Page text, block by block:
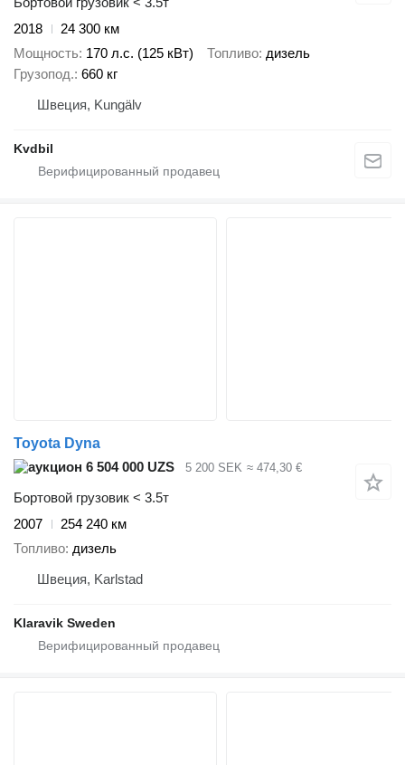
2018
24 300 км
Мощность 170 л.с. (125 кВт) Топливо дизель
Грузопод. 660 кг
Швеция, Kungälv
Kvdbil
Toyota Dyna
6 504 000 UZS
5 200 SEK ≈ 474,30 €
Бортовой грузовик < 3.5т
2007
254 240 км
Топливо дизель
Швеция, Karlstad
Klaravik Sweden